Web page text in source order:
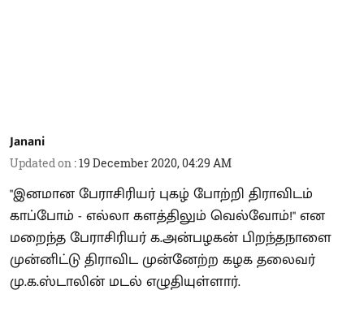
Janani
Updated on :19 December 2020, 04:29 AM
"இனமான பேராசிரியர் புகழ் போற்றி திராவிடம்
காப்போம் - எல்லா களத்திலும் வெல்வோம்!" என
மறைந்த பேராசிரியர் க.அன்பழகன் பிறந்தநாளை
முன்னிட்டு திராவிட முன்னேற்ற கழக தலைவர்
மு.க.ஸ்டாலின் மடல் எழுதியுள்ளார்.